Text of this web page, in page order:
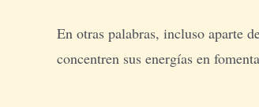
En otras palabras, incluso aparte
concentren sus energías en